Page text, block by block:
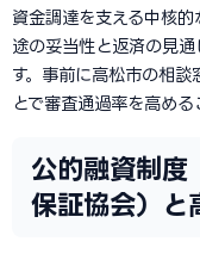
資金調達を支える中核
途の妥当性と返済の見
す。事前に高松市の相
とで審査通過率を高める
公的融資制度
保証協会）と